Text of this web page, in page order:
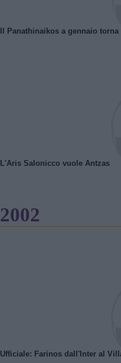
Il Panathinaikos a gennaio
L'Aris Salonicco vuole Antzas
2002
Ufficiale: Farinos dall'Inter al